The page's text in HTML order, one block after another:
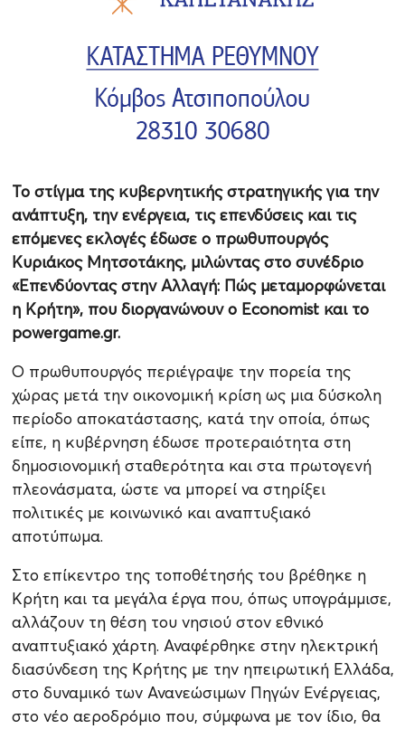
Το στίγμα της κυβερνητικής στρατηγικής για την
ανάπτυξη, την ενέργεια, τις επενδύσεις και τις
επόμενες εκλογές έδωσε ο πρωθυπουργός
Κυριάκος Μητσοτάκης, μιλώντας στο συνέδριο
«Επενδύοντας στην Αλλαγή: Πώς μεταμορφώνεται
η Κρήτη», που διοργανώνουν ο Economist και το
powergame.gr.
Ο πρωθυπουργός περιέγραψε την πορεία της
χώρας μετά την οικονομική κρίση ως μια δύσκολη
περίοδο αποκατάστασης, κατά την οποία, όπως
είπε, η κυβέρνηση έδωσε προτεραιότητα στη
δημοσιονομική σταθερότητα και στα πρωτογενή
πλεονάσματα, ώστε να μπορεί να στηρίξει
πολιτικές με κοινωνικό και αναπτυξιακό
αποτύπωμα.
Στο επίκεντρο της τοποθέτησής του βρέθηκε η
Κρήτη και τα μεγάλα έργα που, όπως υπογράμμισε,
αλλάζουν τη θέση του νησιού στον εθνικό
αναπτυξιακό χάρτη. Αναφέρθηκε στην ηλεκτρική
διασύνδεση της Κρήτης με την ηπειρωτική Ελλάδα,
στο δυναμικό των Ανανεώσιμων Πηγών Ενέργειας,
στο νέο αεροδρόμιο που, σύμφωνα με τον ίδιο, θα